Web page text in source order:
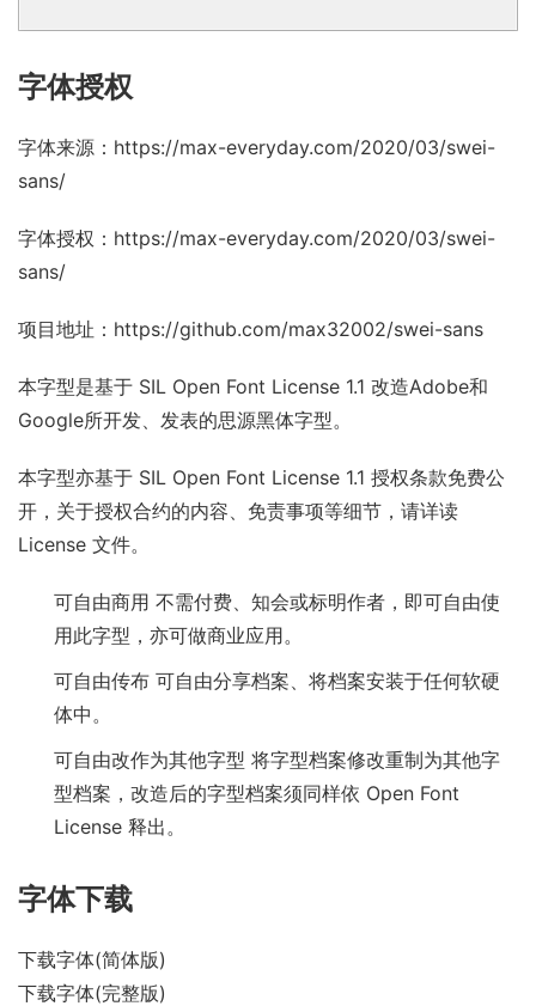
字体授权
字体来源： https://max-everyday.com/2020/03/swei-
sans/
字体授权： https://max-everyday.com/2020/03/swei-
sans/
项目地址： https://github.com/max32002/swei-sans
本字型是基于 SIL Open Font License 1.1 改造Adobe和
Google所开发、发表的思源黑体字型。
本字型亦基于 SIL Open Font License 1.1 授权条款免费公
开，关于授权合约的内容、免责事项等细节，请详读
License 文件。
可自由商用 不需付费、知会或标明作者，即可自由使
用此字型，亦可做商业应用。
可自由传布 可自由分享档案、将档案安装于任何软硬
体中。
可自由改作为其他字型 将字型档案修改重制为其他字
型档案，改造后的字型档案须同样依 Open Font
License 释出。
字体下载
下载字体(简体版)
下载字体(完整版)